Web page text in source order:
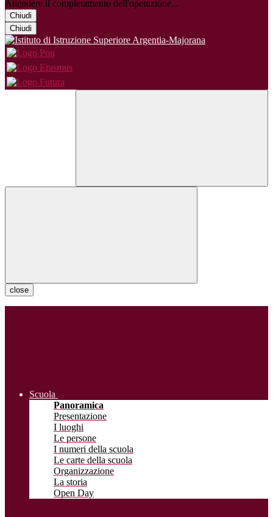
Attendere il completamento dell'operazione...
Chiudi
Chiudi
close
Scuola
Panoramica
Presentazione
I luoghi
Le persone
I numeri della scuola
Le carte della scuola
Organizzazione
La storia
Open Day